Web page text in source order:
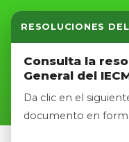
RESOLUCIONES
Consulta la
General del
Da clic en el
documento en
Inicio Nosotros